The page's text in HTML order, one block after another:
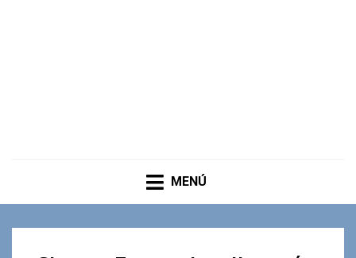
MENÚ